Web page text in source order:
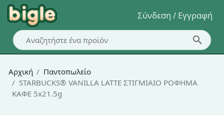
Σύνδεση / Εγγραφή
Αρχική
Παντοπωλείο
STARBUCKS® VANILLA LATTE ΣΤΙΓΜΙΑΙΟ ΡΟΦΗΜΑ
ΚΑΦΕ 5x21.5g